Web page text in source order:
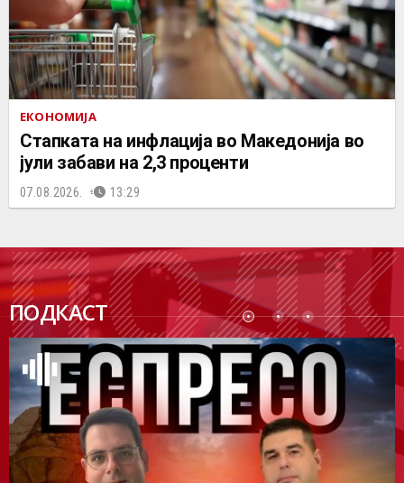
ЕКОНОМИЈА
Стапката на инфлација во Македонија во
јули забави на 2,3 проценти
07.08.2026. 13:29
ПОДКАСТ
ПОДК
АСТ